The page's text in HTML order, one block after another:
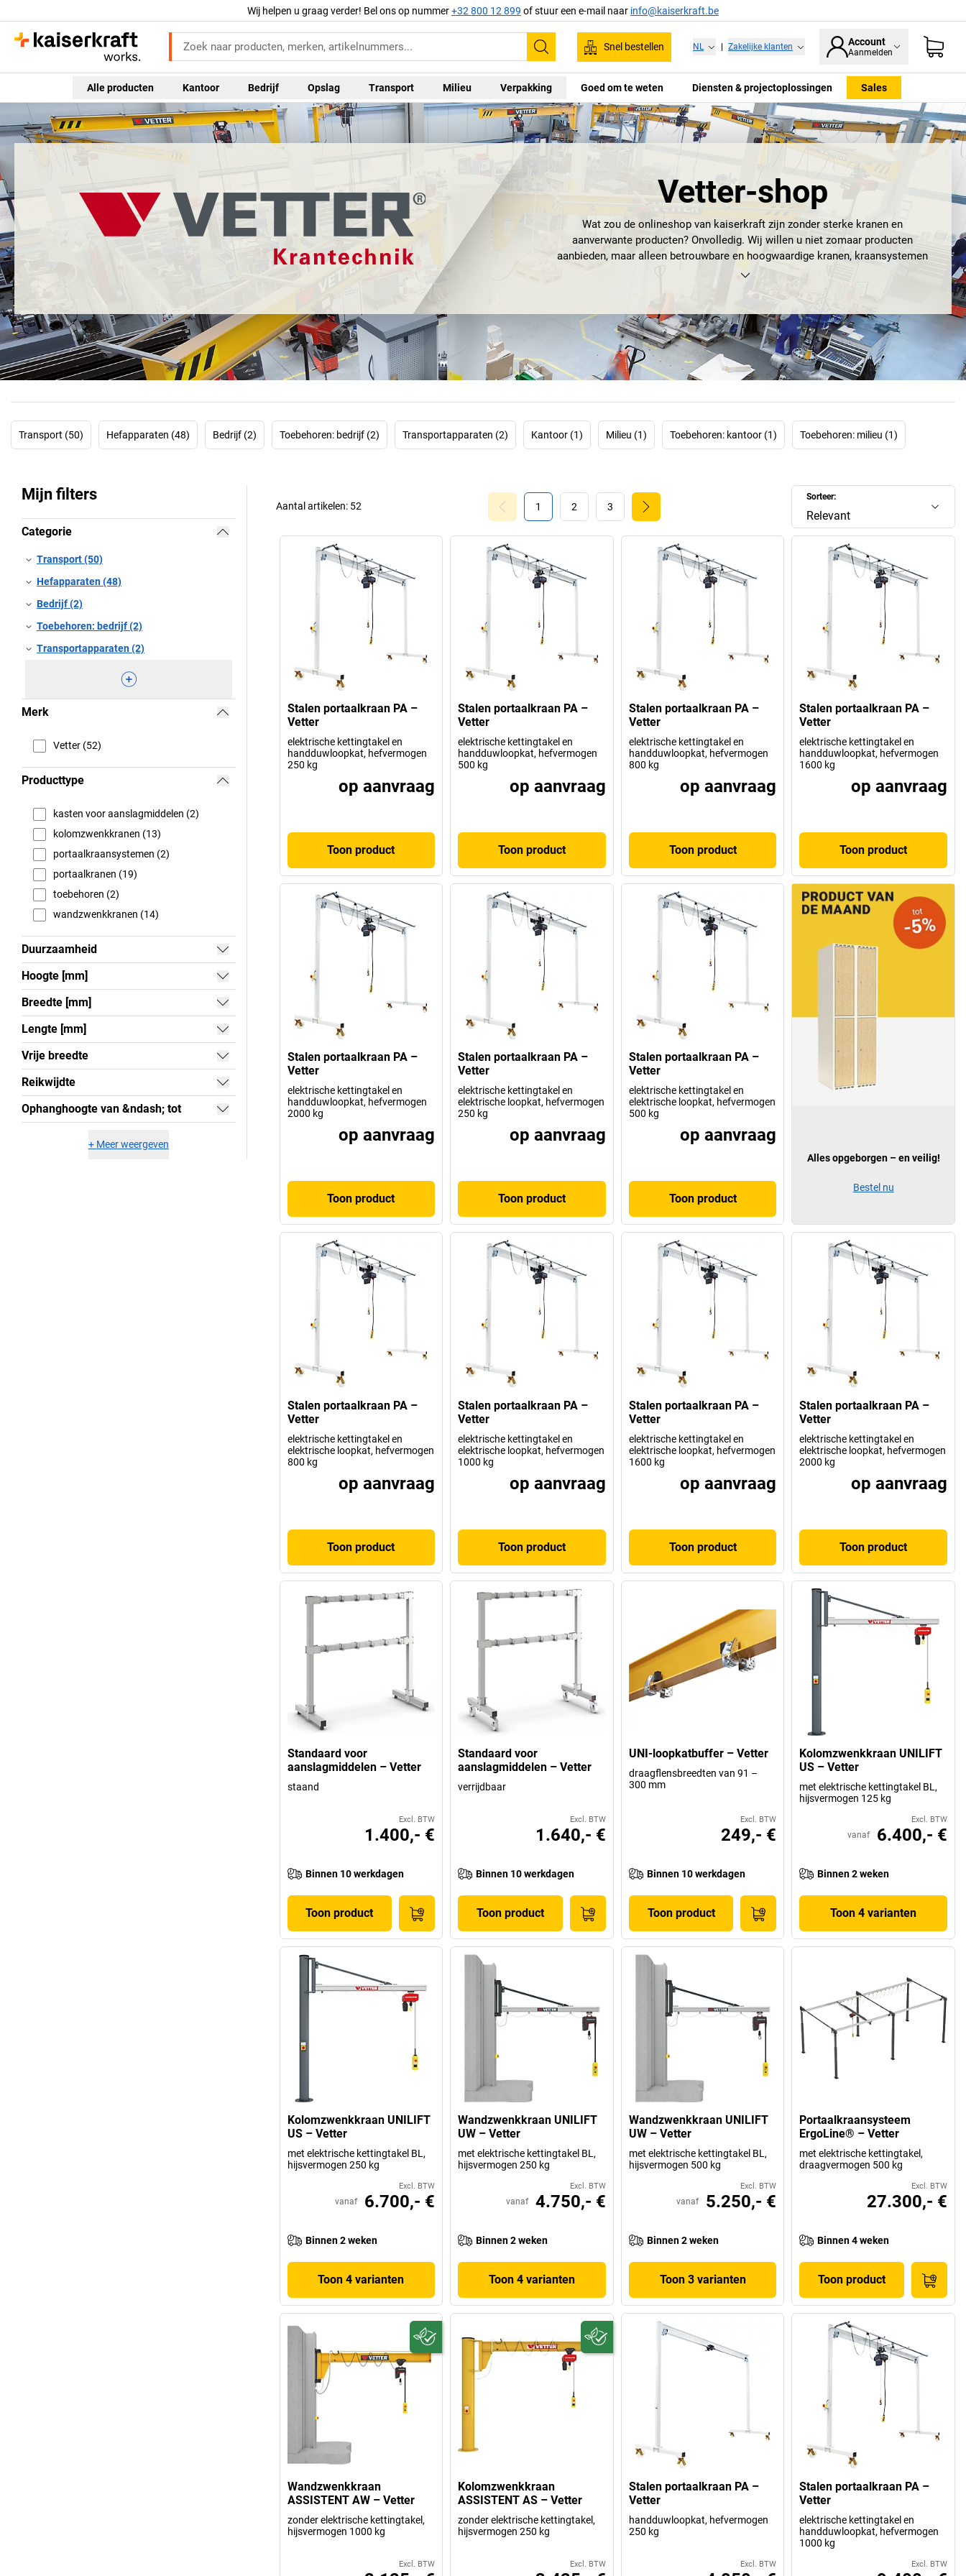
Wij helpen u graag verder! Bel ons op nummer+32 800 12 899 of stuur een e-mail naar info@kaiserkraft.be
Zoeken
Snel bestellen NL Zakelijke klanten Account
Aanmelden
Alle producten Kantoor Bedrijf Opslag Transport Milieu Verpakking Goed om te weten Diensten & projectoplossingen Sales
Vetter-shop
Wat zou de onlineshop van kaiserkraft zijn zonder sterke kranen en
aanverwante producten? Onvolledig. Wij willen u niet zomaar producten
aanbieden, maar alleen betrouwbare en hoogwaardige kranen, kraansystemen
en laad- en losapparatuur. Voor deze producten gebruiken we ook het merk
Sinds 1964 ontwikkelt het bedrijf zijn uitgebreide kennis van kraantechnologie.
De kracht van het bedrijf vloeit voort uit de vaardigheid, knowhow en motivatie
van zijn werknemers. De inspiratie van de medewerkers leidde onder andere
tot de prijs 'Best of German Engineering'.
Transport (50) Hefapparaten (48) Bedrijf (2) Toebehoren: bedrijf (2) Transportapparaten (2) Kantoor (1) Milieu (1) Toebehoren: kantoor (1) Toebehoren: milieu (1)
Mijn filters
Categorie
Transport (50)
Hefapparaten (48)
Bedrijf (2)
Toebehoren: bedrijf (2)
Transportapparaten (2)
Merk
Vetter (52)
Producttype
kasten voor aanslagmiddelen (2)
kolomzwenkkranen (13)
portaalkraansystemen (2)
portaalkranen (19)
toebehoren (2)
wandzwenkkranen (14)
Duurzaamheid
Hoogte [mm]
Breedte [mm]
Lengte [mm]
Vrije breedte
Reikwijdte
Ophanghoogte van &ndash; tot
+ Meer weergeven
Sorteer:
Relevant
1 2 3
Aantal artikelen: 52
Stalen portaalkraan PA –
Vetter
elektrische kettingtakel en
handduwloopkat, hefvermogen
250 kg
op aanvraag
Toon product
Stalen portaalkraan PA –
Vetter
elektrische kettingtakel en
handduwloopkat, hefvermogen
500 kg
op aanvraag
Toon product
Stalen portaalkraan PA –
Vetter
elektrische kettingtakel en
handduwloopkat, hefvermogen
800 kg
op aanvraag
Toon product
Stalen portaalkraan PA –
Vetter
elektrische kettingtakel en
handduwloopkat, hefvermogen
1600 kg
op aanvraag
Toon product
Stalen portaalkraan PA –
Vetter
elektrische kettingtakel en
handduwloopkat, hefvermogen
2000 kg
op aanvraag
Toon product
Stalen portaalkraan PA –
Vetter
elektrische kettingtakel en
elektrische loopkat, hefvermogen
250 kg
op aanvraag
Toon product
Stalen portaalkraan PA –
Vetter
elektrische kettingtakel en
elektrische loopkat, hefvermogen
500 kg
op aanvraag
Toon product
Stalen portaalkraan PA –
Vetter
elektrische kettingtakel en
elektrische loopkat, hefvermogen
800 kg
op aanvraag
Toon product
Stalen portaalkraan PA –
Vetter
elektrische kettingtakel en
elektrische loopkat, hefvermogen
1000 kg
op aanvraag
Toon product
Stalen portaalkraan PA –
Vetter
elektrische kettingtakel en
elektrische loopkat, hefvermogen
1600 kg
op aanvraag
Toon product
Stalen portaalkraan PA –
Vetter
elektrische kettingtakel en
elektrische loopkat, hefvermogen
2000 kg
op aanvraag
Toon product
Standaard voor
aanslagmiddelen – Vetter
staand
Excl. BTW
1.400,- €
Binnen 10 werkdagen
Toon product
Standaard voor
aanslagmiddelen – Vetter
verrijdbaar
Excl. BTW
1.640,- €
Binnen 10 werkdagen
Toon product
UNI-loopkatbuffer – Vetter
draagflensbreedten van 91 –
300 mm
Excl. BTW
249,- €
Binnen 10 werkdagen
Toon product
Kolomzwenkkraan UNILIFT
US – Vetter
met elektrische kettingtakel BL,
hijsvermogen 125 kg
Excl. BTW
vanaf 6.400,- €
Binnen 2 weken
Toon 4 varianten
Kolomzwenkkraan UNILIFT
US – Vetter
met elektrische kettingtakel BL,
hijsvermogen 250 kg
Excl. BTW
vanaf 6.700,- €
Binnen 2 weken
Toon 4 varianten
Wandzwenkkraan UNILIFT
UW – Vetter
met elektrische kettingtakel BL,
hijsvermogen 250 kg
Excl. BTW
vanaf 4.750,- €
Binnen 2 weken
Toon 4 varianten
Wandzwenkkraan UNILIFT
UW – Vetter
met elektrische kettingtakel BL,
hijsvermogen 500 kg
Excl. BTW
vanaf 5.250,- €
Binnen 2 weken
Toon 3 varianten
Portaalkraansysteem
ErgoLine® – Vetter
met elektrische kettingtakel,
draagvermogen 500 kg
Excl. BTW
27.300,- €
Binnen 4 weken
Toon product
Wandzwenkkraan
ASSISTENT AW – Vetter
zonder elektrische kettingtakel,
hijsvermogen 1000 kg
Excl. BTW
Kolomzwenkkraan
ASSISTENT AS – Vetter
zonder elektrische kettingtakel,
hijsvermogen 250 kg
Excl. BTW
Stalen portaalkraan PA –
Vetter
handduwloopkat, hefvermogen
250 kg
Excl. BTW
Stalen portaalkraan PA –
Vetter
elektrische kettingtakel en
handduwloopkat, hefvermogen
1000 kg
Excl. BTW
Alles opgeborgen – en veilig!
Bestel nu